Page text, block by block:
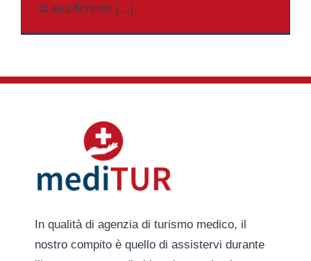
la sua fiorente [...]
In qualità di agenzia di turismo medico, il
nostro compito è quello di assistervi durante